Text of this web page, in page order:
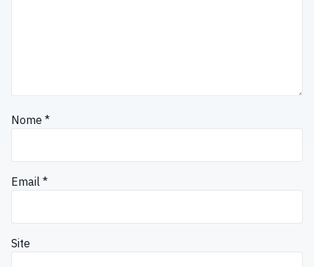
Nome *
Email *
Site